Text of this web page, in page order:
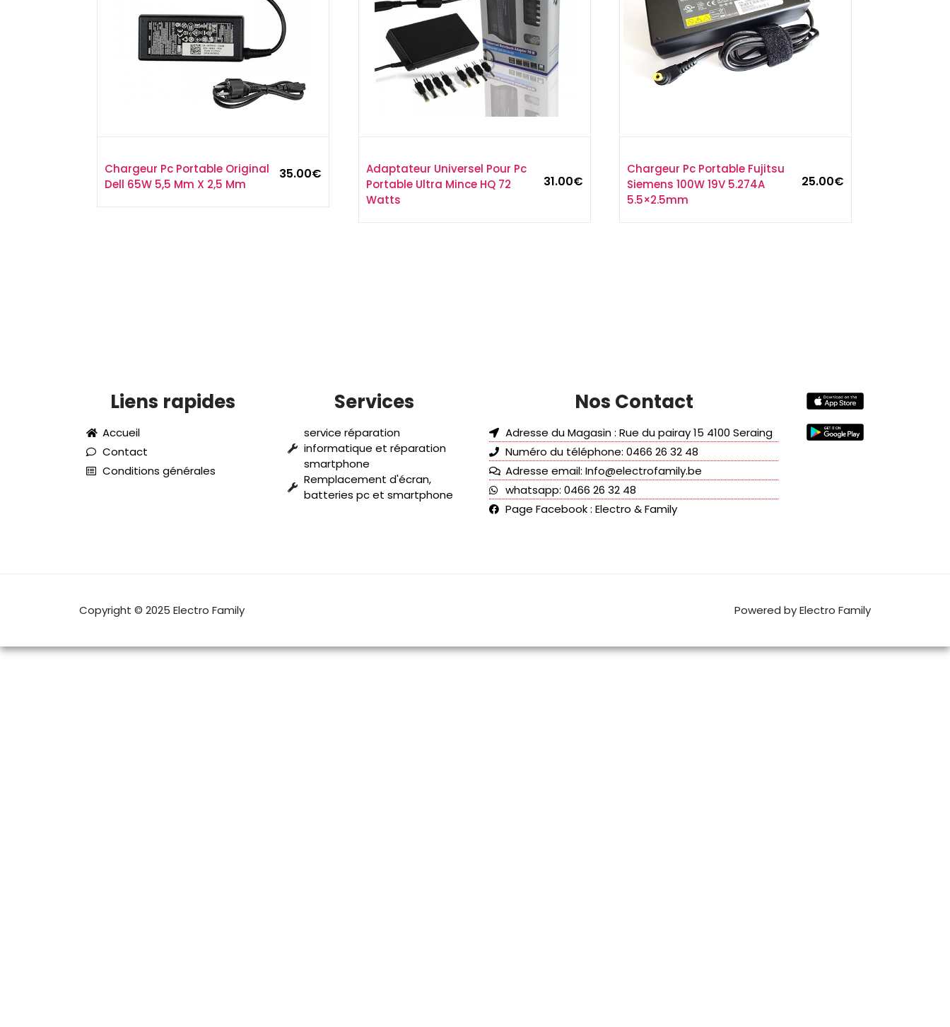
Chargeur Pc Portable Original
Dell 65W 5,5 Mm X 2,5 Mm
35.00€
Adaptateur Universel Pour Pc
Portable Ultra Mince HQ 72
Watts
31.00€
Chargeur Pc Portable Fujitsu
Siemens 100W 19V 5.274A
5.5×2.5mm
25.00€
Liens rapides
Accueil
Contact
Conditions générales
Services
service réparation
informatique et réparation
smartphone
Remplacement d'écran,
batteries pc et smartphone
Nos Contact
Adresse du Magasin : Rue du pairay 15 4100 Seraing
Numéro du téléphone: 0466 26 32 48
Adresse email: Info@electrofamily.be
whatsapp: 0466 26 32 48
Page Facebook : Electro & Family
Copyright © 2025 Electro Family Powered by Electro Family